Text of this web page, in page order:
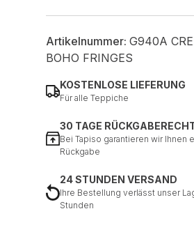
Artikelnummer: G940A
BOHO FRINGES
KOSTENLOSE LIEFERUNG
Für alle Teppiche
30 TAGE
Bei Tapiso garantieren wir
Rückgabe
24 STUNDEN VERSAND
Ihre Bestellung verlässt unser
Stunden